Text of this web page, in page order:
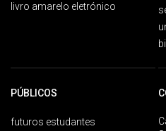
livro amarelo eletrónico
PÚBLICOS
futuros estudantes